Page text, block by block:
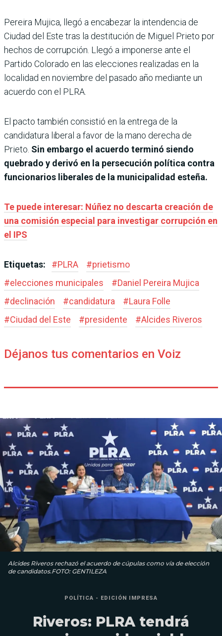
Pereira Mujica, llegó a encabezar la intendencia de
Ciudad del Este tras la destitución de Miguel Prieto por
hechos de corrupción. Llegó a imponerse ante el
Partido Colorado en las elecciones realizadas en la
localidad en noviembre del pasado año mediante un
acuerdo con el PLRA.
El pacto también consistió en la entrega de la
candidatura liberal a favor de la mano derecha de
Prieto. Sin embargo el acuerdo terminó siendo
quebrado y derivó en la persecución política contra
funcionarios liberales de la municipalidad esteña.
Te puede interesar: Núñez no descarta creación de
una comisión especial para investigar corrupción en
el IPS
Etiquetas: #PLRA #prietismo
#elecciones municipales #Daniel Pereira Mujica
#declinación #candidatura #Laura Folle
#Ciudad del Este #presidente #Alcides Riveros
Déjanos tus comentarios en Voiz
Alcides Riveros rechazó el acuerdo de cúpulas como vía de elección
de candidatos.FOTO: GENTILEZA
POLÍTICA - EDICIÓN IMPRESA
Riveros: PLRA tendrá